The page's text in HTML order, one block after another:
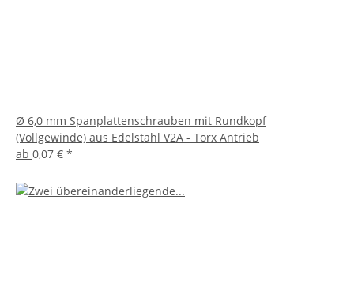
Ø 6,0 mm Spanplattenschrauben mit Rundkopf
(Vollgewinde) aus Edelstahl V2A - Torx Antrieb
ab 0,07 € *